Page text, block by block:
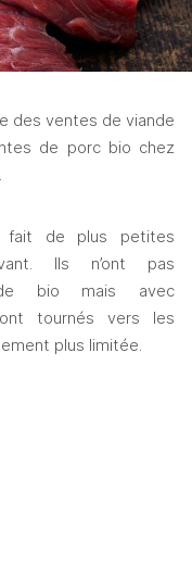
des ventes de viande
de porc bio chez
fait de plus petites
Ils n’ont pas
bio mais avec
tournés vers les
plus limitée.